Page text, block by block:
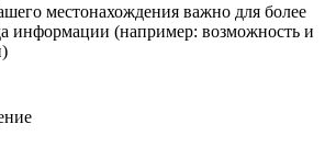
местонахождения важно для более
информации (например: возможность и